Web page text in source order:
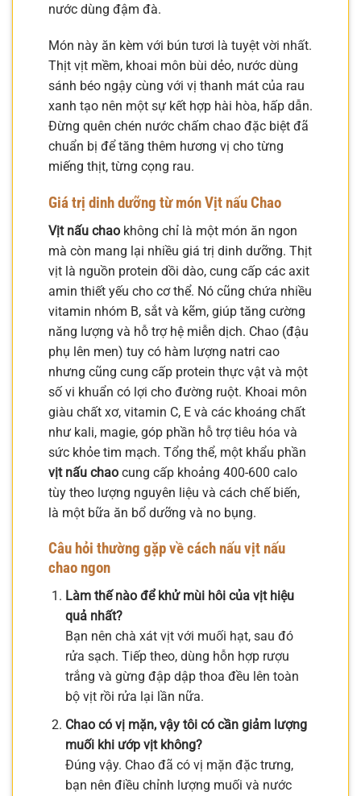
nước dùng đậm đà.
Món này ăn kèm với bún tươi là tuyệt vời nhất.
Thịt vịt mềm, khoai môn bùi dẻo, nước dùng
sánh béo ngậy cùng với vị thanh mát của rau
xanh tạo nên một sự kết hợp hài hòa, hấp dẫn.
Đừng quên chén nước chấm chao đặc biệt đã
chuẩn bị để tăng thêm hương vị cho từng
miếng thịt, từng cọng rau.
Giá trị dinh dưỡng từ mónVịt nấu Chao
Vịt nấu chao không chỉ là một món ăn ngon
mà còn mang lại nhiều giá trị dinh dưỡng. Thịt
vịt là nguồn protein dồi dào, cung cấp các axit
amin thiết yếu cho cơ thể. Nó cũng chứa nhiều
vitamin nhóm B, sắt và kẽm, giúp tăng cường
năng lượng và hỗ trợ hệ miễn dịch. Chao (đậu
phụ lên men) tuy có hàm lượng natri cao
nhưng cũng cung cấp protein thực vật và một
số vi khuẩn có lợi cho đường ruột. Khoai môn
giàu chất xơ, vitamin C, E và các khoáng chất
như kali, magie, góp phần hỗ trợ tiêu hóa và
sức khỏe tim mạch. Tổng thể, một khẩu phần
vịt nấu chao cung cấp khoảng 400-600 calo
tùy theo lượng nguyên liệu và cách chế biến,
là một bữa ăn bổ dưỡng và no bụng.
Câu hỏi thường gặp vềcách nấu vịt nấu
chao ngon
Làm thế nào để khử mùi hôi của vịt hiệu
quả nhất?
Bạn nên chà xát vịt với muối hạt, sau đó
rửa sạch. Tiếp theo, dùng hỗn hợp rượu
trắng và gừng đập dập thoa đều lên toàn
bộ vịt rồi rửa lại lần nữa.
Chao có vị mặn, vậy tôi có cần giảm lượng
muối khi ướp vịt không?
Đúng vậy. Chao đã có vị mặn đặc trưng,
bạn nên điều chỉnh lượng muối và nước